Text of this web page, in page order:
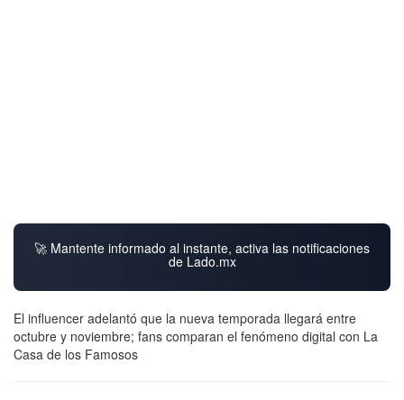
🚀 Mantente informado al instante, activa las notificaciones
de Lado.mx
El influencer adelantó que la nueva temporada llegará entre
octubre y noviembre; fans comparan el fenómeno digital con La
Casa de los Famosos